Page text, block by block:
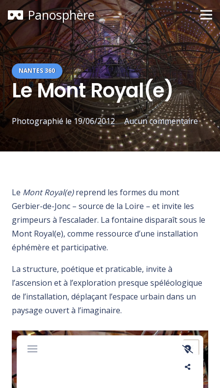
Panosphère
NANTES 360
Le Mont Royal(e)
Photographié le19/06/2012 Aucun commentaire
Le Mont Royal(e)reprend les formes du mont
Gerbier-de-Jonc – source de la Loire – et invite les
grimpeurs à l’escalader. La fontaine disparaît sous le
Mont Royal(e), comme ressource d’une installation
éphémère et participative.
La structure, poétique et praticable, invite à
l’ascension et à l’exploration presque spéléologique
de l’installation, déplaçant l’espace urbain dans un
paysage ouvert à l’imaginaire.